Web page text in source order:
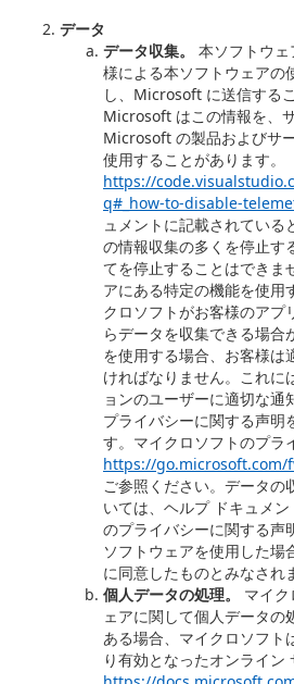
データ
データ収集。
本ソフトウ
様による本ソフトウェアの
し、Microsoft に送信する
Microsoft はこの情報を、
Microsoft の製品およびサ
使用することがあります。
https://
q#_how-to-disable-
ュメントに記載されている
の情報収集の多くを停止す
てを停止することはできま
アにある特定の機能を使用
クロソフトがお客様のアプ
らデータを収集できる場合
を使用する場合、お客様は
ければなりません。これに
ョンのユーザーに適切な
プライバシーに関する声明
す。マイクロソフトのプラ
https://go.microsoft.com/
ご参照ください。データの
いては、ヘルプ ドキュメ
のプライバシーに関する声
ソフトウェアを使用した場
に同意したものとみなされ
個人データの処理。
マイ
ェアに関して個人データの
ある場合、マイクロソフト
り有効となったオンライン